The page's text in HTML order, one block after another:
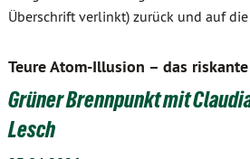
Überschrift verlinkt) zurück und auf
Teure Atom-Illusion – das
Grüner Brennpunkt mit
Lesch